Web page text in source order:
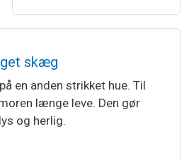
skæg
en anden strikket hue. Til
længe leve. Den gør
og herlig.